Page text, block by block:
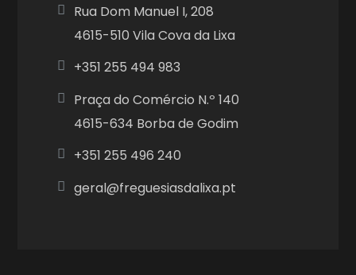
Rua Dom Manuel I, 208
4615-510 Vila Cova da Lixa
+351255 494 983
Praça do Comércio N.º 140
4615-634 Borba de Godim
+351255 496 240
geral@freguesiasdalixa.pt